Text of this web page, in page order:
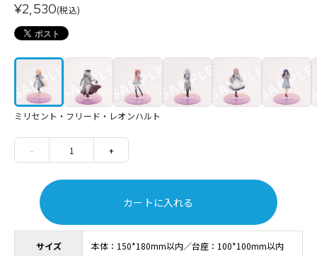
サイズ 本体：150*180mm以内／台座：100*100mm以内
¥2,530(税込)
ミリセント・フリード・レオンハルト
- 1 +
カートに入れる